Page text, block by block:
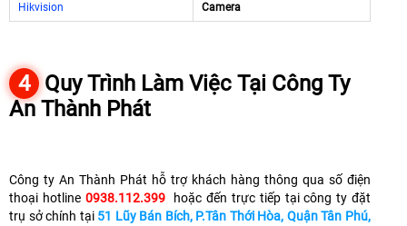
Hikvision
Camera
4
Quy Trình Làm Việc Tại Công Ty
An Thành Phát
Công ty An Thành Phát hỗ trợ khách hàng thông qua số điện
thoại hotline 0938.112.399hoặc đến trực tiếp tại công ty đặt
trụ sở chính tại 51 Lũy Bán Bích, P.Tân Thới Hòa, Quận Tân Phú,